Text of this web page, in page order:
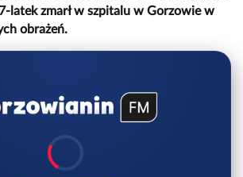
latek zmarł w szpitalu w Gorzowie w
obrażeń.